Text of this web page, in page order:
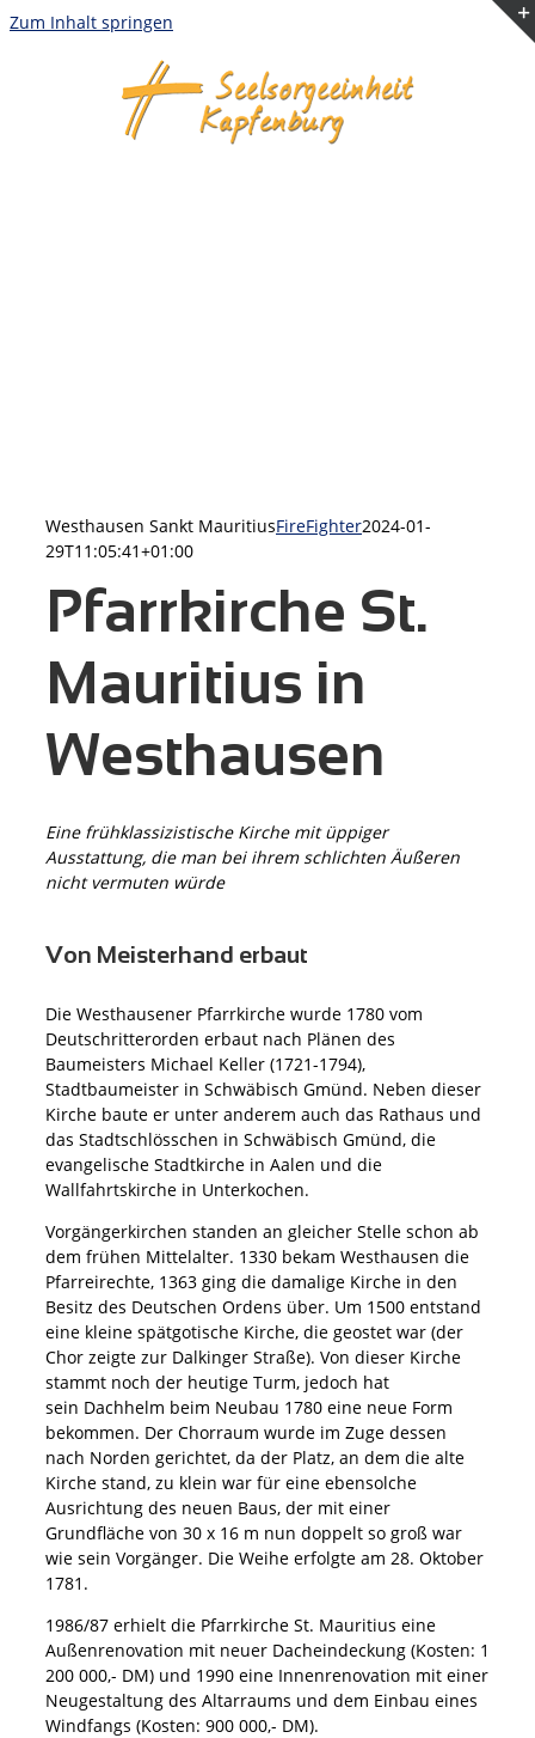
Zum Inhalt springen
Westhausen Sankt MauritiusFireFighter2024-01-
29T11:05:41+01:00
Pfarrkirche St.
Mauritius in
Westhausen
Eine frühklassizistische Kirche mit üppiger
Ausstattung, die man bei ihrem schlichten Äußeren
nicht vermuten würde
Von Meisterhand erbaut
Die Westhausener Pfarrkirche wurde 1780 vom
Deutschritterorden erbaut nach Plänen des
Baumeisters Michael Keller (1721-1794),
Stadtbaumeister in Schwäbisch Gmünd. Neben dieser
Kirche baute er unter anderem auch das Rathaus und
das Stadtschlösschen in Schwäbisch Gmünd, die
evangelische Stadtkirche in Aalen und die
Wallfahrtskirche in Unterkochen.
Vorgängerkirchen standen an gleicher Stelle schon ab
dem frühen Mittelalter. 1330 bekam Westhausen die
Pfarreirechte, 1363 ging die damalige Kirche in den
Besitz des Deutschen Ordens über. Um 1500 entstand
eine kleine spätgotische Kirche, die geostet war (der
Chor zeigte zur Dalkinger Straße). Von dieser Kirche
stammt noch der heutige Turm, jedoch hat
sein Dachhelm beim Neubau 1780 eine neue Form
bekommen. Der Chorraum wurde im Zuge dessen
nach Norden gerichtet, da der Platz, an dem die alte
Kirche stand, zu klein war für eine ebensolche
Ausrichtung des neuen Baus, der mit einer
Grundfläche von 30 x 16 m nun doppelt so groß war
wie sein Vorgänger. Die Weihe erfolgte am 28. Oktober
1781.
1986/87 erhielt die Pfarrkirche St. Mauritius eine
Außenrenovation mit neuer Dacheindeckung (Kosten: 1
200 000,- DM) und 1990 eine Innenrenovation mit einer
Neugestaltung des Altarraums und dem Einbau eines
Windfangs (Kosten: 900 000,- DM).